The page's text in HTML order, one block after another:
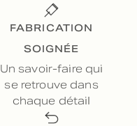
FABRICATION
SOIGNÉE
Un savoir-faire qui
se retrouve dans
chaque détail